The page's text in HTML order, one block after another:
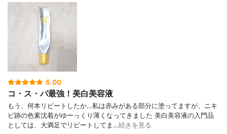
5.00
コ・ス・パ最強！美白美容液
もう、何本リピートしたか…私は赤みがある部分に塗ってますが、ニキ
ビ跡の色素沈着がゆーっくり薄くなってきました 美白美容液の入門品
としては、大満足でリピートしてま…続きを見る